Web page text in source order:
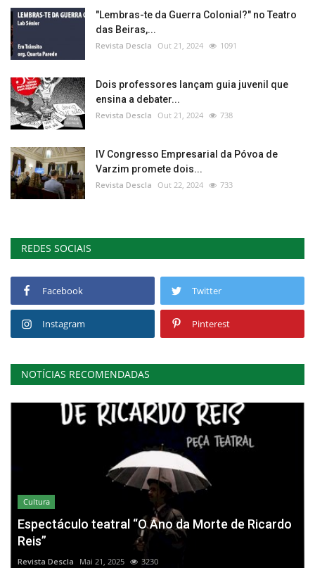
"Lembras-te da Guerra Colonial?" no Teatro
das Beiras,...
Revista Descla Out 21, 2024 1091
Dois professores lançam guia juvenil que
ensina a debater...
Revista Descla Out 21, 2024 738
IV Congresso Empresarial da Póvoa de
Varzim promete dois...
Revista Descla Out 22, 2024 733
REDES SOCIAIS
Facebook Twitter
Instagram Pinterest
NOTÍCIAS RECOMENDADAS
Cultura
Espectáculo teatral “O Ano da Morte de Ricardo
Reis”
Revista Descla Mai 21, 2025 3230